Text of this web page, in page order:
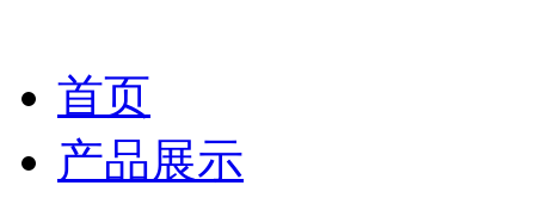
首页
产品展示